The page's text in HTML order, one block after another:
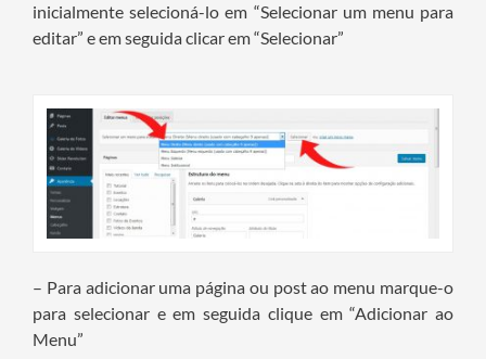
inicialmente selecioná-lo em “Selecionar um menu para
editar” e em seguida clicar em “Selecionar”
– Para adicionar uma página ou post ao menu marque-o
para selecionar e em seguida clique em “Adicionar ao
Menu”